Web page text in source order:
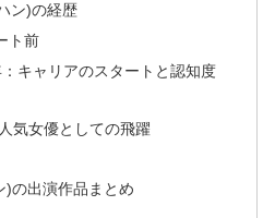
ン)の経歴
ト前
キャリアのスタートと認知度
気女優としての飛躍
)の出演作品まとめ